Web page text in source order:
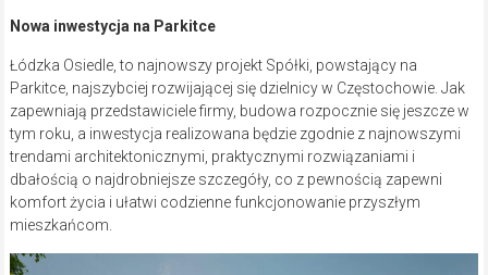
Nowa inwestycja na Parkitce
Łódzka Osiedle, to najnowszy projekt Spółki, powstający na
Parkitce, najszybciej rozwijającej się dzielnicy w Częstochowie. Jak
zapewniają przedstawiciele firmy, budowa rozpocznie się jeszcze w
tym roku, a inwestycja realizowana będzie zgodnie z najnowszymi
trendami architektonicznymi, praktycznymi rozwiązaniami i
dbałością o najdrobniejsze szczegóły, co z pewnością zapewni
komfort życia i ułatwi codzienne funkcjonowanie przyszłym
mieszkańcom.